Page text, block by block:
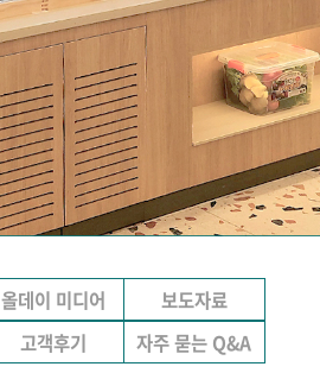
올데이 미디어
보도자료
고객후기 자주 묻는 Q&A